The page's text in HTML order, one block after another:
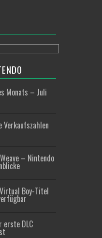
Monats – Juli
– Nintendo
Boy-Titel
erste DLC